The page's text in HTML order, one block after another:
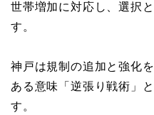
世帯増加に対応し、選択
す。
神戸は規制の追加と強化
ある意味「逆張り戦術」
す。